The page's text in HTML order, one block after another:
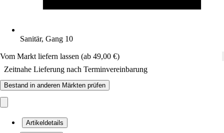
Sanitär, Gang 10
Vom Markt liefern lassen (ab 49,00 €)
Zeitnahe Lieferung nach Terminvereinbarung
Bestand in anderen Märkten prüfen
Artikeldetails